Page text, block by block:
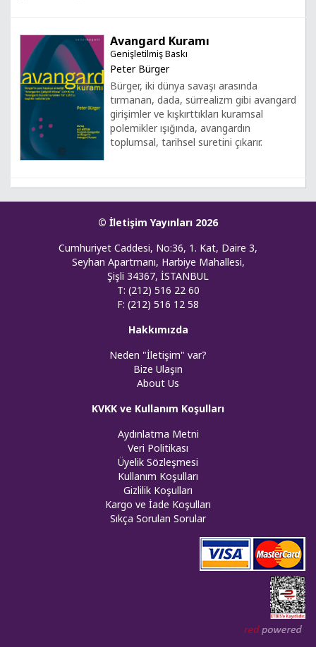
Avangard Kuramı
Genişletilmiş Baskı
Peter Bürger
Bürger, iki dünya savaşı arasında
tırmanan, dada, sürrealizm gibi avangard
girişimler ve kışkırttıkları kuramsal
polemikler ışığında, avangardın
toplumsal, tarihsel suretini çıkarır.
© İletişim Yayınları 2026
Cumhuriyet Caddesi, No:36, 1. Kat, Daire 3,
Seyhan Apartmanı, Harbiye Mahallesi,
Şişli 34367, İSTANBUL
T: (212) 516 22 60
F: (212) 516 12 58
Hakkımızda
Neden "İletişim" var?
Bize Ulaşın
About Us
KVKK ve Kullanım Koşulları
Aydınlatma Metni
Veri Politikası
Üyelik Sözleşmesi
Kullanım Koşulları
Gizlilik Koşulları
Kargo ve İade Koşulları
Sıkça Sorulan Sorular
Web